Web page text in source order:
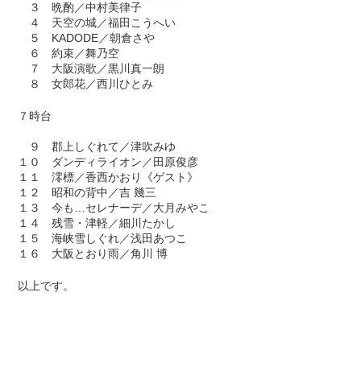
３ 晩酌／中村美律子
４ 天空の城／福田こうへい
５ KADODE／朝倉さや
６ 約束／舞乃空
７ 大阪演歌／黒川真一朗
８ 女郎花／西川ひとみ
７時台
９ 郡上しぐれて／津吹みゆ
１０ ダンディライオン／田原俊彦
１１ 澪標／香西かおり《ゲスト》
１２ 昭和の背中／吉 幾三
１３ 今も…セレナーデ／大月みやこ
１４ 残雪・津軽／細川たかし
１５ 海峡雪しぐれ／浅田あつこ
１６ 大阪とおり雨／角川 博
以上です。